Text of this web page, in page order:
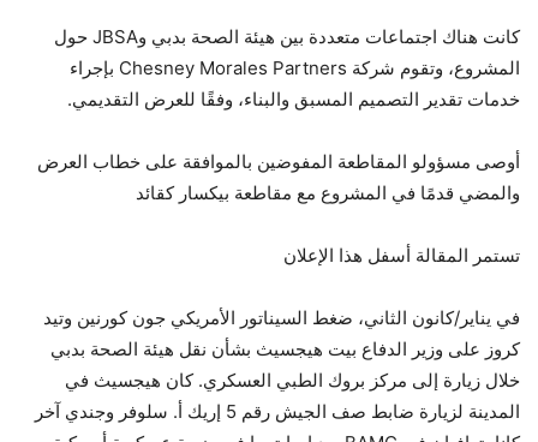
كانت هناك اجتماعات متعددة بين هيئة الصحة بدبي وJBSA حول
المشروع، وتقوم شركة Chesney Morales Partners بإجراء
خدمات تقدير التصميم المسبق والبناء، وفقًا للعرض التقديمي.
أوصى مسؤولو المقاطعة المفوضين بالموافقة على خطاب العرض
والمضي قدمًا في المشروع مع مقاطعة بيكسار كقائد
تستمر المقالة أسفل هذا الإعلان
في يناير/كانون الثاني، ضغط السيناتور الأمريكي جون كورنين وتيد
كروز على وزير الدفاع بيت هيجسيث بشأن نقل هيئة الصحة بدبي
خلال زيارة إلى مركز بروك الطبي العسكري. كان هيجسيث في
المدينة لزيارة ضابط صف الجيش رقم 5 إريك أ. سلوفر وجندي آخر